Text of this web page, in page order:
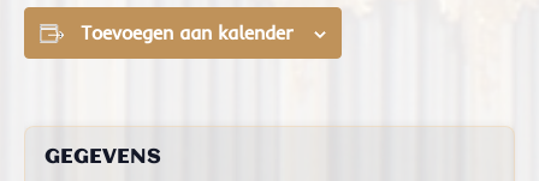
Toevoegen aan kalender
GEGEVENS